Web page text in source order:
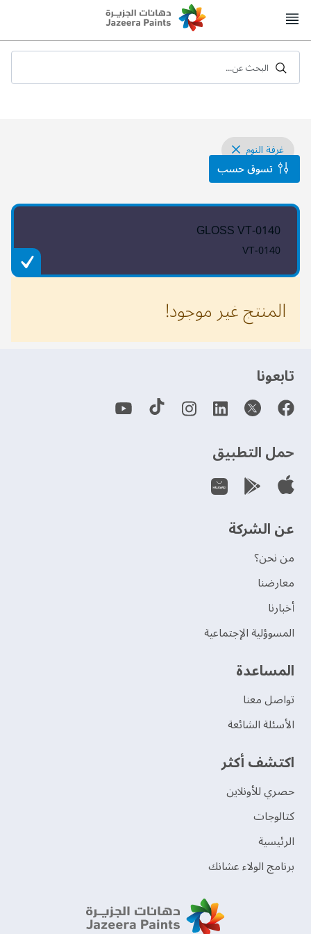
to
البحث عن...
غرفة النوم
GLOSS VT-0140
VT-0140
المنتج غير موجود!
تسوق حسب
‫تابعونا‬
حمل التطبيق
عن الشركة
من نحن؟
‫معارضنا‬
‫أخبارنا‬
المسوؤلية الإجتماعية
‫المساعدة‬
تواصل معنا
الأسئلة الشائعة
اكتشف أكثر
حصري للأونلاين
‫كتالوجات‬
الرئيسية
برنامج الولاء عشانك